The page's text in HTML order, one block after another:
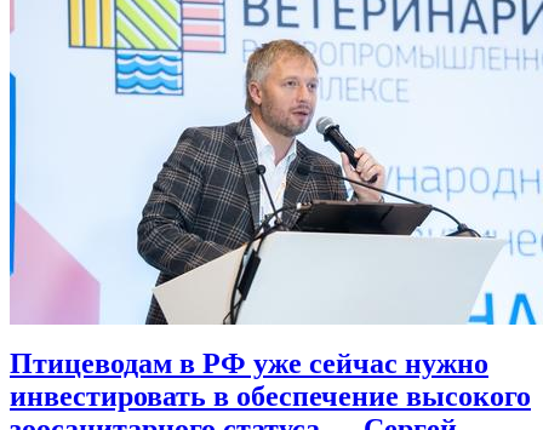
Птицеводам в РФ уже сейчас нужно
инвестировать в обеспечение высокого